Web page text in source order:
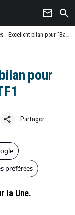
newsletter search
bilan pour "Balthazar" sur TF1
pour
share Partager
préférées
la Une.